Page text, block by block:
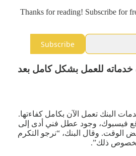
Thanks for reading! Subscribe for
Subscribe
للعمل بشكل كامل بعد
البنك تعمل الآن بكامل كفاءتها.
فيسبوك، وجود عطل فني أدى إلى
الوقت. وقال البنك، “نرجو التكرم
ذلك”.